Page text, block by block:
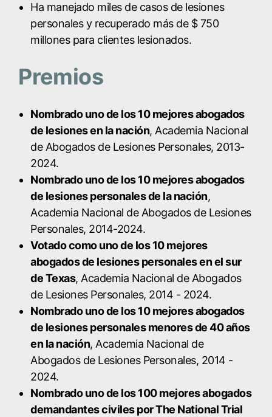
Ha manejado miles de casos de lesiones
personales y recuperado más de $ 750
millones para clientes lesionados.
Premios
Nombrado uno de los 10 mejores abogados
de lesiones en la nación, Academia Nacional
de Abogados de Lesiones Personales, 2013-
2024.
Nombrado uno de los 10 mejores abogados
de lesiones personales de la nación,
Academia Nacional de Abogados de Lesiones
Personales, 2014-2024.
Votado como uno de los 10 mejores
abogados de lesiones personales en el sur
de Texas, Academia Nacional de Abogados
de Lesiones Personales, 2014 - 2024.
Nombrado uno de los 10 mejores abogados
de lesiones personales menores de 40 años
en la nación, Academia Nacional de
Abogados de Lesiones Personales, 2014 -
2024.
Nombrado uno de los 100 mejores abogados
demandantes civiles por The National Trial